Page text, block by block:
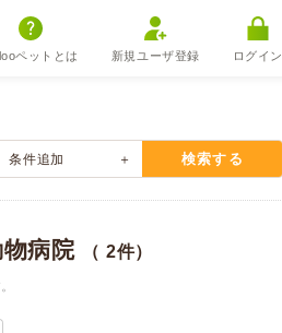
ペットとは 新規ユーザ登録 ログイン
条件追加 検索する
病院 （ 2件）